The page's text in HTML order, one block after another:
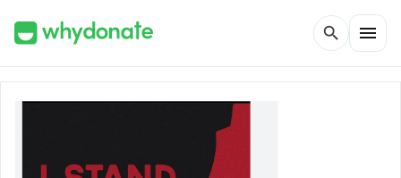
search menu